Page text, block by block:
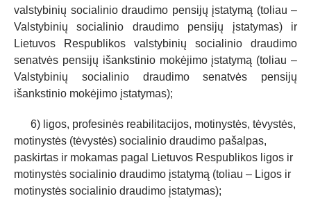
valstybinių socialinio draudimo pensijų įstatymą (toliau –
Valstybinių socialinio draudimo pensijų įstatymas) ir
Lietuvos Respublikos valstybinių socialinio draudimo
senatvės pensijų išankstinio mokėjimo įstatymą (toliau –
Valstybinių socialinio draudimo senatvės pensijų
išankstinio mokėjimo įstatymas);
6) ligos, profesinės reabilitacijos, motinystės, tėvystės,
motinystės (tėvystės) socialinio draudimo pašalpas,
paskirtas ir mokamas pagal Lietuvos Respublikos ligos ir
motinystės socialinio draudimo įstatymą (toliau – Ligos ir
motinystės socialinio draudimo įstatymas);